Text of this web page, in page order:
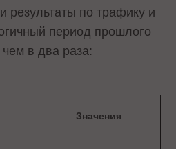
результаты по трафику и
период прошлого
в два раза:
Значения